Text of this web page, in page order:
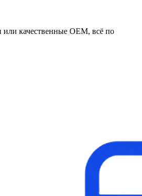
качественные OEM, всё по